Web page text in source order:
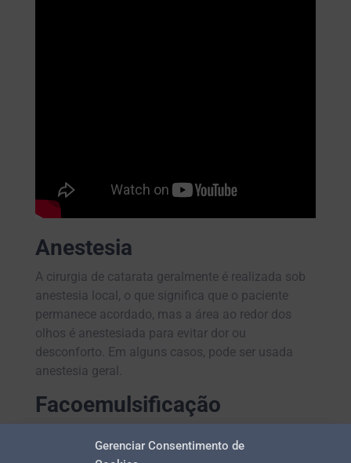
Gerenciar Consentimento de
Anestesia
A cirurgia de catarata geralmente é realizada sob
anestesia local, o que significa que o paciente
permanece acordado, mas a área ao redor dos
olhos é anestesiada para evitar dor ou
desconforto. Em alguns casos, pode ser usada
anestesia geral.
Facoemulsificação
Um pequeno corte é feito na córnea, e uma sonda